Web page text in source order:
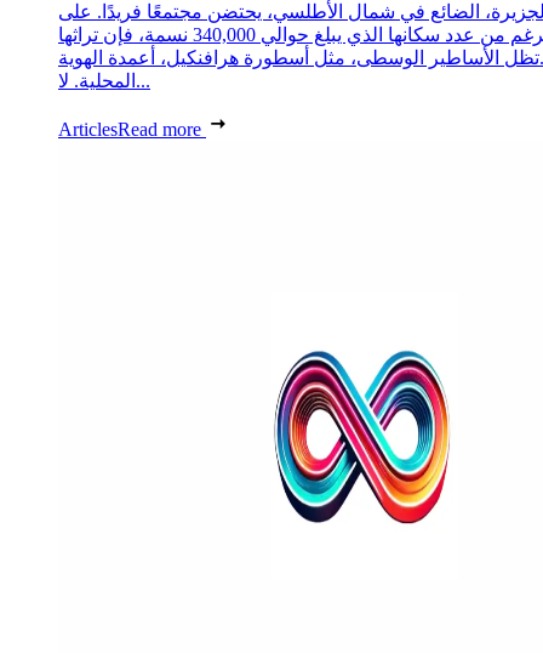
الضائع في شمال الأطلسي، يحتضن مجتمعًا فريدًا. على
الرغم من عدد سكانها الذي يبلغ حوالي 340,000 نسمة، فإن تراثها
الأساطير الوسطى، مثل أسطورة هرافنكيل، أعمدة الهوية
المحلية. لا...
ArticlesRead more